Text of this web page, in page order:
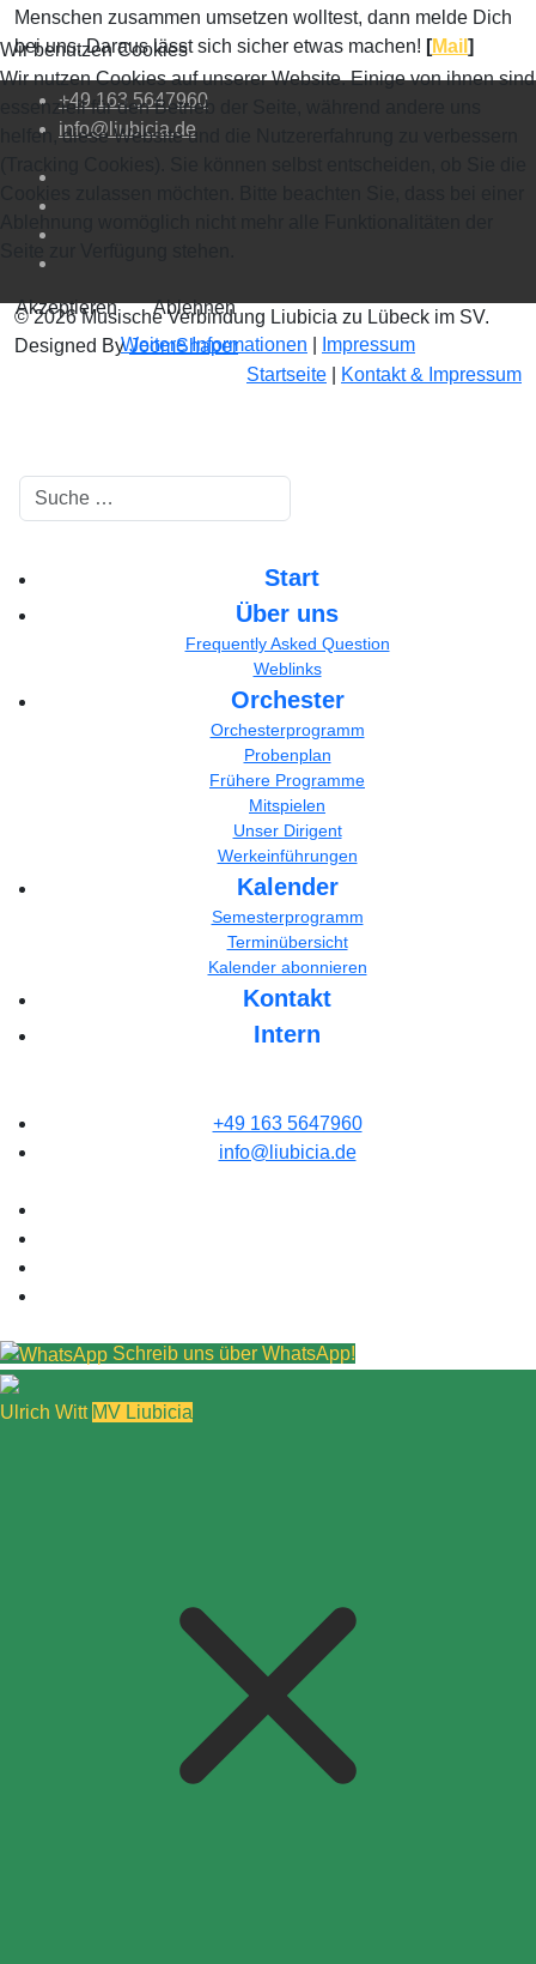
Menschen zusammen umsetzen wolltest, dann melde Dich
bei uns. Daraus lässt sich sicher etwas machen! [Mail ]
+49 163 5647960
info@liubicia.de
© 2026 Musische Verbindung Liubicia zu Lübeck im SV.
Designed ByJoomShaper
Startseite
Kontakt & Impressum
Suchen
Start
Über uns
Frequently Asked Question
Weblinks
Orchester
Orchesterprogramm
Probenplan
Frühere Programme
Mitspielen
Unser Dirigent
Werkeinführungen
Kalender
Semesterprogramm
Terminübersicht
Kalender abonnieren
Kontakt
Intern
+49 163 5647960
info@liubicia.de
Schreib uns über WhatsApp!
Ulrich Witt MV Liubicia
Wir benutzen Cookies
Wir nutzen Cookies auf unserer Website. Einige von ihnen sind
essenziell für den Betrieb der Seite, während andere uns
helfen, diese Website und die Nutzererfahrung zu verbessern
Akzeptieren
Ablehnen
Weitere Informationen
Impressum